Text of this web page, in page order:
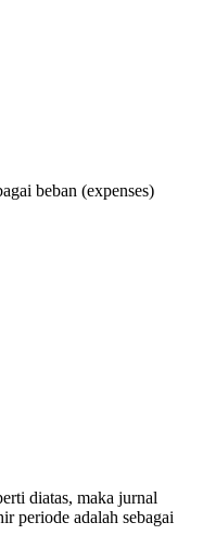
beban (expenses)
diatas, maka jurnal
periode adalah sebagai